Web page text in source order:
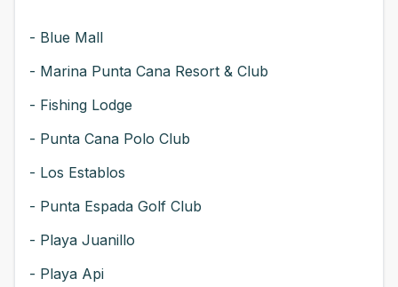
- Blue Mall
- Marina Punta Cana Resort & Club
- Fishing Lodge
- Punta Cana Polo Club
- Los Establos
- Punta Espada Golf Club
- Playa Juanillo
- Playa Api